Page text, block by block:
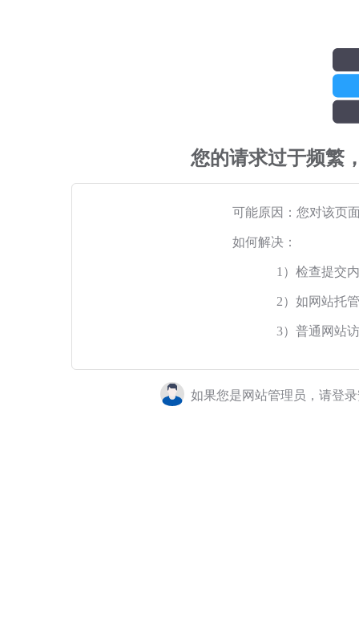
您的请求过于频繁
可能原因：您对该页
如何解决：
1）检查提交
2）如网站托
3）普通网站
如果您是网站管理员，请登